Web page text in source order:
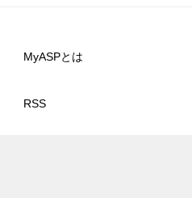
MyASPとは
RSS